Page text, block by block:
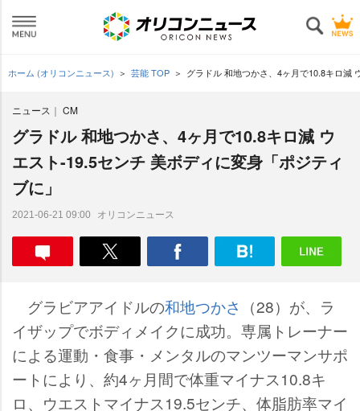
ホーム (オリコンニュース) 芸能 TOP グラドル 和地つかさ、4ヶ月で10.8キロ減
ニュース CM
グラドル 和地つかさ、4ヶ月で10.8キロ減 ウ
エスト-19.5センチ 美ボディに変身「ポジティ
ブに」
2021-06-21 09:00 オリコンニュース
グラビアアイドルの和地つかさ （28）が、ラ
イザップでボディメイクに成功。専属トレーナー
による運動・食事・メンタルのマンツーマンサポ
ートにより、約4ヶ月間で体重マイナス10.8キ
ロ、ウエストマイナス19.5センチ、体脂肪率マイ